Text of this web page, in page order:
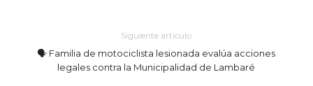
Siguiente artículo
🗣 Familia de motociclista lesionada evalúa acciones
legales contra la Municipalidad de Lambaré